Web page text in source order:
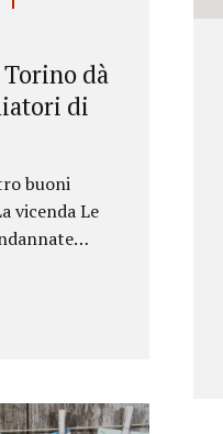
Torino dà
di
buoni
vicenda Le
di Barolo,
buoni da